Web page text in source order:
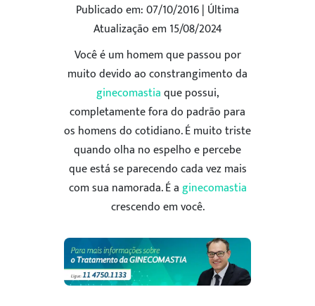
Publicado em: 07/10/2016 | Última
Atualização em 15/08/2024
Você é um homem que passou por
muito devido ao constrangimento da
ginecomastiaque possui,
completamente fora do padrão para
os homens do cotidiano. É muito triste
quando olha no espelho e percebe
que está se parecendo cada vez mais
com sua namorada. É aginecomastia
crescendo em você.